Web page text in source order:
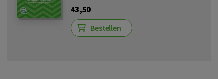
43,50
Bestellen